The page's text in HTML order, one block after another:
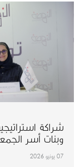
شراكة
وبنات أسر
07 يونيو 2026